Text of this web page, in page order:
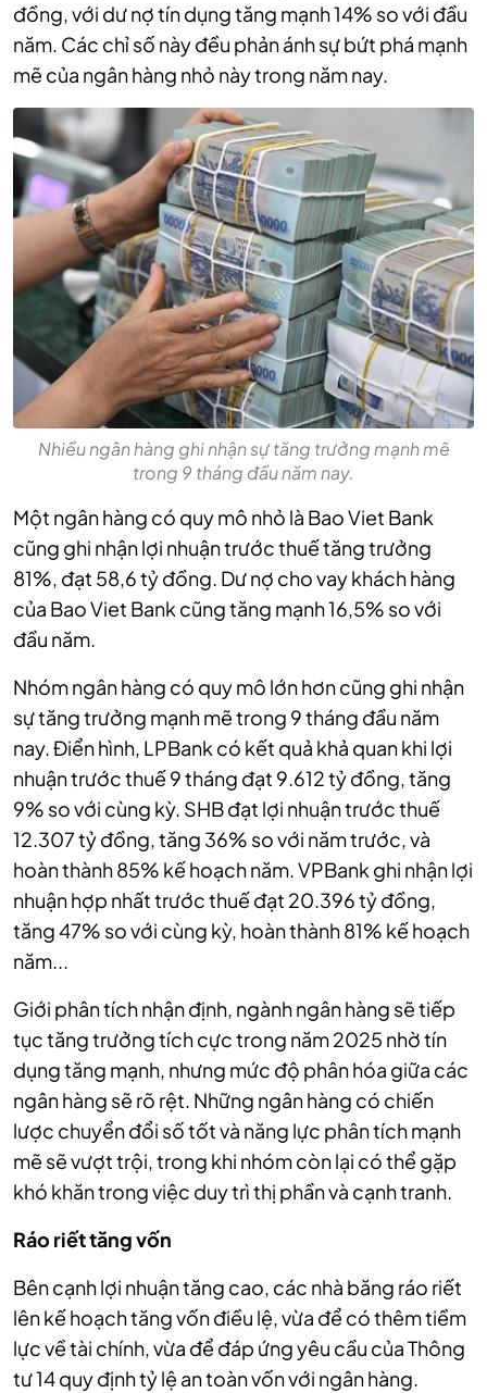
đồng, với dư nợ tín dụng tăng mạnh 14% so với đầu
năm. Các chỉ số này đều phản ánh sự bứt phá mạnh
mẽ của ngân hàng nhỏ này trong năm nay.
Nhiều ngân hàng ghi nhận sự tăng trưởng mạnh mẽ
trong 9 tháng đầu năm nay.
Một ngân hàng có quy mô nhỏ là Bao Viet Bank
cũng ghi nhận lợi nhuận trước thuế tăng trưởng
81%, đạt 58,6 tỷ đồng. Dư nợ cho vay khách hàng
của Bao Viet Bank cũng tăng mạnh 16,5% so với
đầu năm.
Nhóm ngân hàng có quy mô lớn hơn cũng ghi nhận
sự tăng trưởng mạnh mẽ trong 9 tháng đầu năm
nay. Điển hình, LPBank có kết quả khả quan khi lợi
nhuận trước thuế 9 tháng đạt 9.612 tỷ đồng, tăng
9% so với cùng kỳ. SHB đạt lợi nhuận trước thuế
12.307 tỷ đồng, tăng 36% so với năm trước, và
hoàn thành 85% kế hoạch năm. VPBank ghi nhận lợi
nhuận hợp nhất trước thuế đạt 20.396 tỷ đồng,
tăng 47% so với cùng kỳ, hoàn thành 81% kế hoạch
năm...
Giới phân tích nhận định, ngành ngân hàng sẽ tiếp
tục tăng trưởng tích cực trong năm 2025 nhờ tín
dụng tăng mạnh, nhưng mức độ phân hóa giữa các
ngân hàng sẽ rõ rệt. Những ngân hàng có chiến
lược chuyển đổi số tốt và năng lực phân tích mạnh
mẽ sẽ vượt trội, trong khi nhóm còn lại có thể gặp
khó khăn trong việc duy trì thị phần và cạnh tranh.
Ráo riết tăng vốn
Bên cạnh lợi nhuận tăng cao, các nhà băng ráo riết
lên kế hoạch tăng vốn điều lệ, vừa để có thêm tiềm
lực về tài chính, vừa để đáp ứng yêu cầu của Thông
tư 14 quy định tỷ lệ an toàn vốn với ngân hàng.